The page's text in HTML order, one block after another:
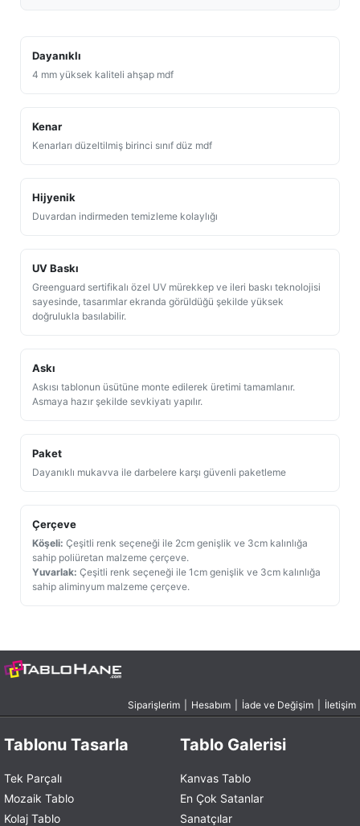
Dayanıklı
4 mm yüksek kaliteli ahşap mdf
Kenar
Kenarları düzeltilmiş birinci sınıf düz mdf
Hijyenik
Duvardan indirmeden temizleme kolaylığı
UV Baskı
Greenguard sertifikalı özel UV mürekkep ve ileri baskı teknolojisi
sayesinde, tasarımlar ekranda görüldüğü şekilde yüksek
doğrulukla basılabilir.
Askı
Askısı tablonun üsütüne monte edilerek üretimi tamamlanır.
Asmaya hazır şekilde sevkiyatı yapılır.
Paket
Dayanıklı mukavva ile darbelere karşı güvenli paketleme
Çerçeve
Köşeli: Çeşitli renk seçeneği ile 2cm genişlik ve 3cm kalınlığa
sahip poliüretan malzeme çerçeve.
Yuvarlak: Çeşitli renk seçeneği ile 1cm genişlik ve 3cm kalınlığa
sahip aliminyum malzeme çerçeve.
Siparişlerim Hesabım İade ve Değişim İletişim
Tablonu Tasarla
Tek Parçalı
Mozaik Tablo
Kolaj Tablo
Tablo Galerisi
Kanvas Tablo
En Çok Satanlar
Sanatçılar